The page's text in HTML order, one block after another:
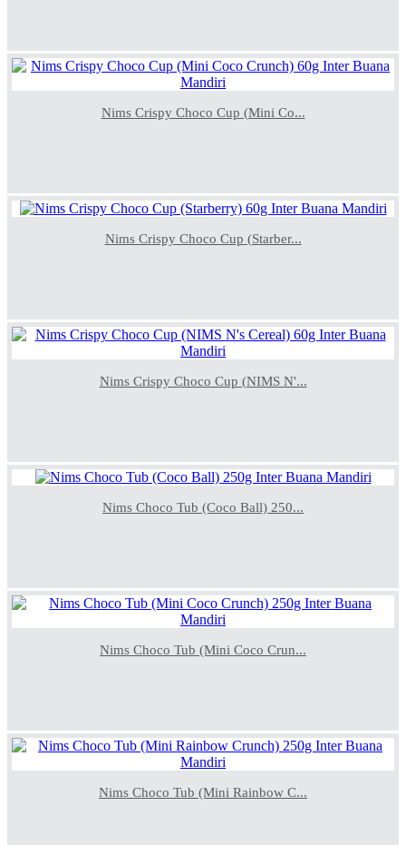
Nims Crispy Choco Cup (Mini Co...
Nims Crispy Choco Cup (Starber...
Nims Crispy Choco Cup (NIMS N'...
Nims Choco Tub (Coco Ball) 250...
Nims Choco Tub (Mini Coco Crun...
Nims Choco Tub (Mini Rainbow C...